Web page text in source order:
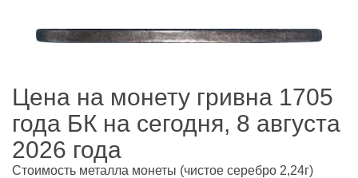
Цена на монету гривна 1705
года БК на сегодня, 8 августа
2026 года
Стоимость металла монеты (чистое серебро 2,24г)